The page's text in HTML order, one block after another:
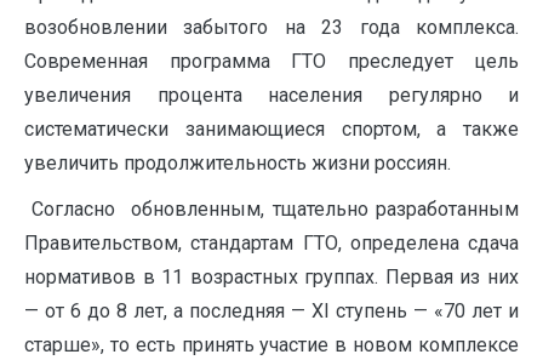
возобновлении забытого на 23 года комплекса.
Современная программа ГТО преследует цель
увеличения процента населения регулярно и
систематически занимающиеся спортом, а также
увеличить продолжительность жизни россиян.
Согласно обновленным, тщательно разработанным
Правительством, стандартам ГТО, определена сдача
нормативов в 11 возрастных группах. Первая из них
— от 6 до 8 лет, а последняя — ХI ступень — «70 лет и
старше», то есть принять участие в новом комплексе